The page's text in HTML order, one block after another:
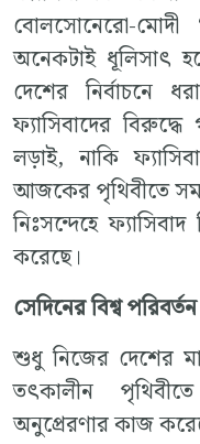
বোলসোনেরো-মোদী
অনেকটাই ধূলিসাৎ
দেশের নির্বাচনে
ফ্যাসিবাদের
লড়াই, নাকি
আজকের পৃথিবীতে
নিঃসন্দেহে
করেছে।
সেদিনের বিশ্ব পরিবর্তন
শুধু নিজের দেশের
তৎকালীন
অনুপ্রেরণার কাজ